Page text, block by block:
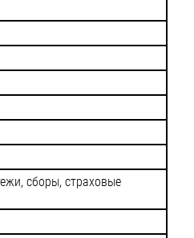
сборы, страховые